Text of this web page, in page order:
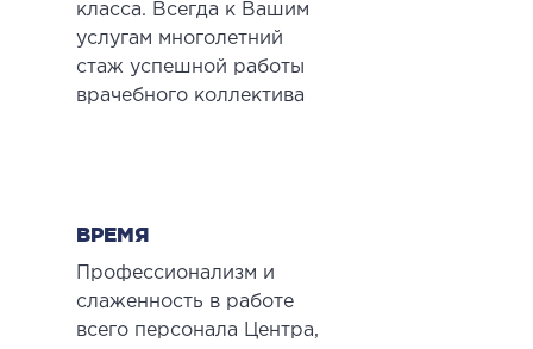
и гемосорбция
класса. Всегда к Вашим
услугам многолетний
стаж успешной работы
врачебного коллектива
ВРЕМЯ
Профессионализм и
слаженность в работе
всего персонала Центра,